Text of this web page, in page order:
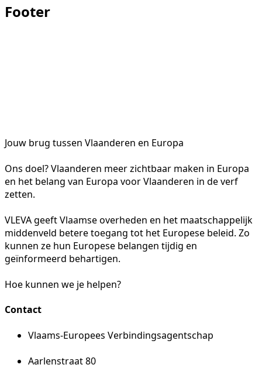
Footer
Jouw brug tussen Vlaanderen en Europa
Ons doel? Vlaanderen meer zichtbaar maken in Europa
en het belang van Europa voor Vlaanderen in de verf
zetten.
VLEVA geeft Vlaamse overheden en het maatschappelijk
middenveld betere toegang tot het Europese beleid. Zo
kunnen ze hun Europese belangen tijdig en
geïnformeerd behartigen.
Hoe kunnen we je helpen?
Contact
Vlaams-Europees Verbindingsagentschap
Aarlenstraat 80